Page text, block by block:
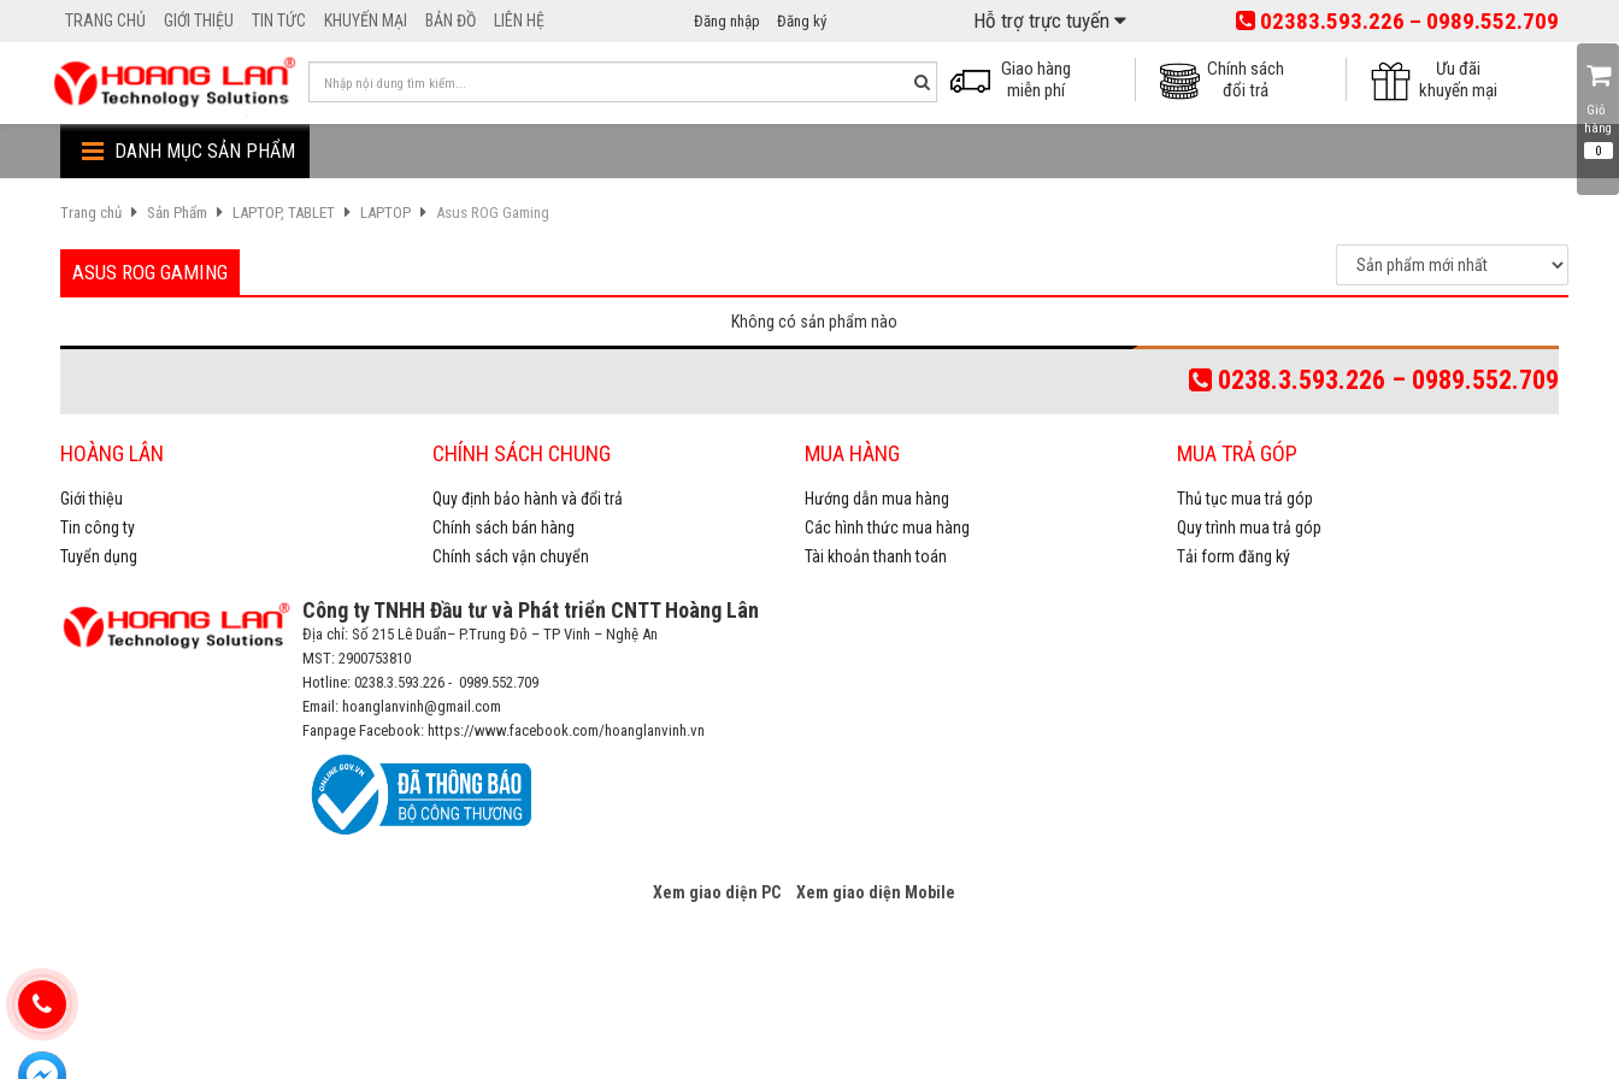
TRANG CHỦ GIỚI THIỆU TIN TỨC KHUYẾN MẠI BẢN ĐỒ LIÊN HỆ Đăng nhập Đăng ký Hỗ trợ trực tuyến 02383.593.226 – 0989.552.709
Giao hàng
miễn phí
Chính sách
đổi trả
Ưu đãi
khuyến mại
Giỏ
DANH MỤC SẢN PHẨM
Trang chủ Sản Phẩm LAPTOP, TABLET LAPTOP Asus ROG Gaming
ASUS ROG GAMING
Không có sản phẩm nào
0238.3.593.226 – 0989.552.709
HOÀNG LÂN
Giới thiệu
Tin công ty
Tuyển dụng
CHÍNH SÁCH CHUNG
Quy định bảo hành và đổi trả
Chính sách bán hàng
Chính sách vận chuyển
MUA HÀNG
Hướng dẫn mua hàng
Các hình thức mua hàng
Tài khoản thanh toán
MUA TRẢ GÓP
Thủ tục mua trả góp
Quy trình mua trả góp
Tải form đăng ký
Công ty TNHH Đầu tư và Phát triển CNTT Hoàng Lân
Địa chỉ: Số 215 Lê Duẩn– P.Trung Đô – TP Vinh – Nghệ An
MST: 2900753810
Hotline: 0238.3.593.226 - 0989.552.709
Email: hoanglanvinh@gmail.com
Fanpage Facebook: https://www.facebook.com/hoanglanvinh.vn
Xem giao diện PC Xem giao diện Mobile